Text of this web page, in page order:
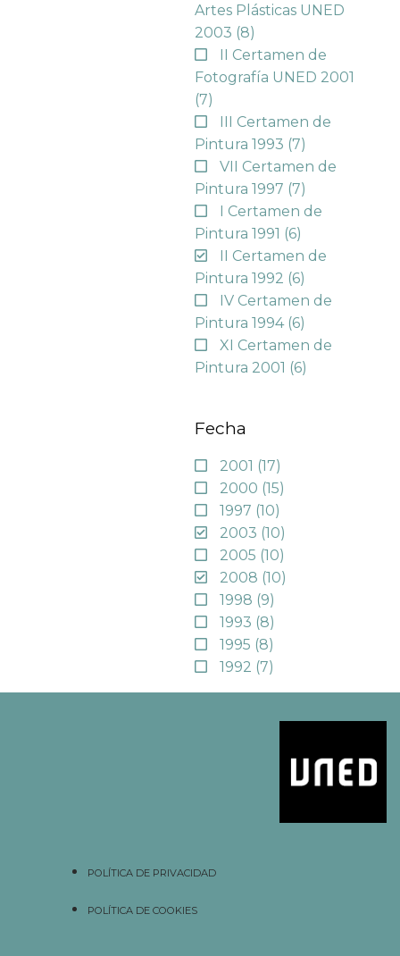
Artes Plásticas UNED
2003 (8)
II Certamen de
Fotografía UNED 2001
(7)
III Certamen de
Pintura 1993 (7)
VII Certamen de
Pintura 1997 (7)
I Certamen de
Pintura 1991 (6)
II Certamen de
Pintura 1992 (6)
IV Certamen de
Pintura 1994 (6)
XI Certamen de
Pintura 2001 (6)
Fecha
2001 (17)
2000 (15)
1997 (10)
2003 (10)
2005 (10)
2008 (10)
1998 (9)
1993 (8)
1995 (8)
1992 (7)
POLÍTICA DE PRIVACIDAD
POLÍTICA DE COOKIES